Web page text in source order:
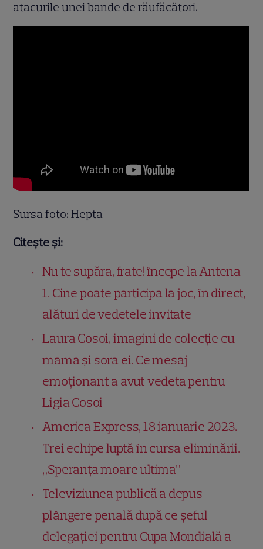
atacurile unei bande de răufăcători.
Sursa foto: Hepta
Citește și:
Nu te supăra, frate! începe la Antena
1. Cine poate participa la joc, în direct,
alături de vedetele invitate
Laura Cosoi, imagini de colecție cu
mama și sora ei. Ce mesaj
emoționant a avut vedeta pentru
Ligia Cosoi
America Express, 18 ianuarie 2023.
Trei echipe luptă în cursa eliminării.
„Speranța moare ultima”
Televiziunea publică a depus
plângere penală după ce șeful
delegației pentru Cupa Mondială a